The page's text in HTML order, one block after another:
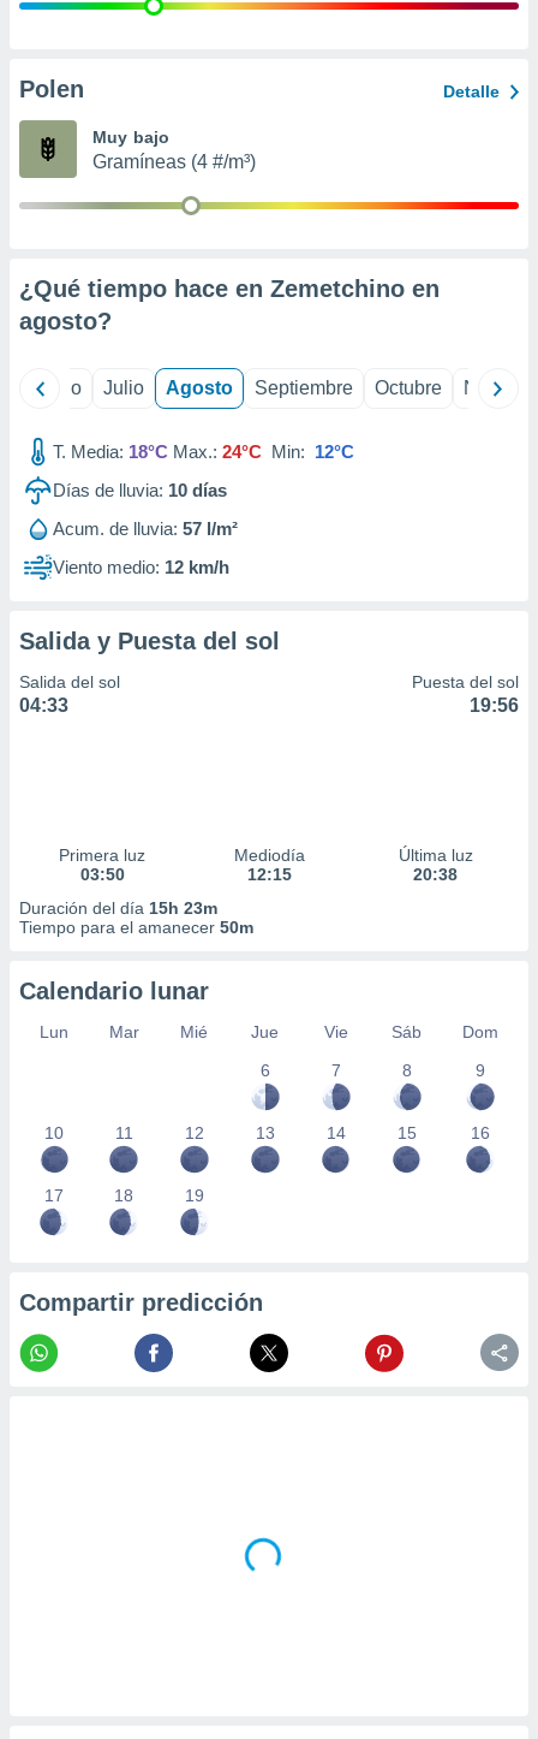
e
publicidad
Polen Detalle
Muy bajo
Gramíneas (4 #/m³)
¿Qué tiempo hace en Zemetchino en
agosto?
Junio Julio Agosto Septiembre Octubre
T. Media: 18°C Max.: 24°C Min: 12°C
Días de lluvia: 10 días
Acum. de lluvia: 57 l/m²
Viento medio: 12 km/h
Salida y Puesta del sol
Salida del sol
04:33
Puesta del sol
19:56
Primera luz
03:50
Mediodía
12:15
Última luz
20:38
Duración del día 15h 23m
Tiempo para el amanecer 50m
Calendario lunar
Lun Mar Mié Jue Vie Sáb
Dom
6
7 8 9
10 11 12 13 14 15 16
17 18 19
Compartir predicción